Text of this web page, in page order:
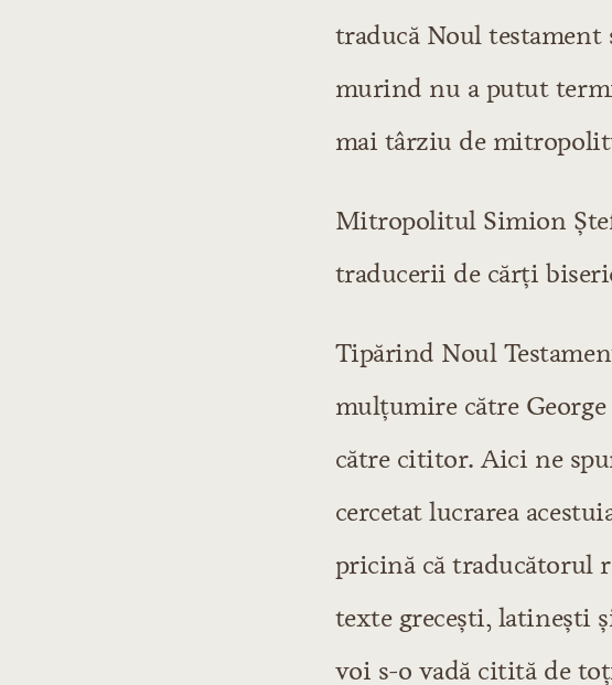
traducă Noul testament
murind nu a putut
mai târziu de
Mitropolitul Simion
traducerii de cărţi
Tipărind Noul
mulţumire către
către cititor. Aici ne
cercetat lucrarea
pricină că traducătorul
texte greceşti, latineşti
voi s-o vadă citită de